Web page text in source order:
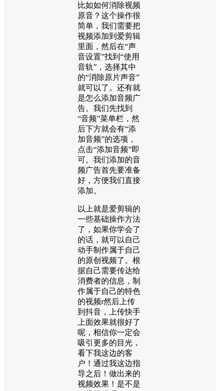
比如如何消除视频
原音？这个操作很
简单，我们需要把
视频添加到爱剪辑
里面，然后在“声
音设置”找到“使用
音轨”，选择其中
的“消除原片声音”
就可以了。还有就
是怎么添加音频广
告。我们先找到
“音频”菜单栏，然
后下方就会有“添
加音频”的选项，
点击“添加音频”即
可。我们添加的音
频广告首先要准备
好，方便我们直接
添加。
以上就是爱剪辑的
一些基础操作方法
了，如果你学会了
的话，就可以自己
动手制作属于自己
的原创视频了。根
据自己需要传达给
消费者的信息，制
作属于自己的特色
的视频r然后上传
到抖音，上传快手
上面效果就很好了
呢，相信你一定会
吸引更多的目光，
看下我这边的客
户！通过我这边指
导之后！做出来的
视频效果！是不是